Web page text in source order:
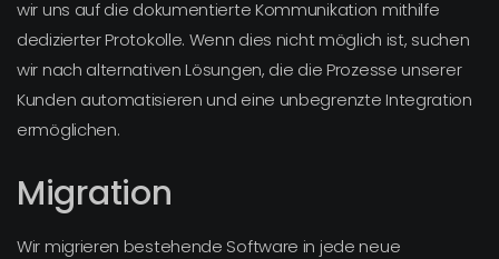
wir uns auf die dokumentierte Kommunikation mithilfe
dedizierter Protokolle. Wenn dies nicht möglich ist, suchen
wir nach alternativen Lösungen, die die Prozesse unserer
Kunden automatisieren und eine unbegrenzte Integration
ermöglichen.
Migration
Wir migrieren bestehende Software in jede neue